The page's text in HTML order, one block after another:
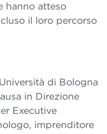
hanno atteso
il loro percorso
di Bologna
in Direzione
Executive
imprenditore